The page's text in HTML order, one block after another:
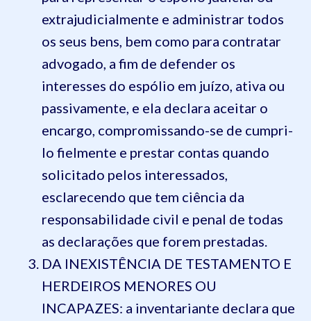
extrajudicialmente e administrar todos
os seus bens, bem como para contratar
advogado, a fim de defender os
interesses do espólio em juízo, ativa ou
passivamente, e ela declara aceitar o
encargo, compromissando-se de cumpri-
lo fielmente e prestar contas quando
solicitado pelos interessados,
esclarecendo que tem ciência da
responsabilidade civil e penal de todas
as declarações que forem prestadas.
DA INEXISTÊNCIA DE TESTAMENTO E
HERDEIROS MENORES OU
INCAPAZES: a inventariante declara que